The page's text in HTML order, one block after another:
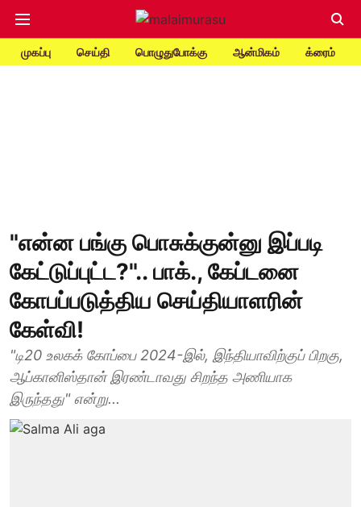
முகப்பு செய்தி பொழுதுபோக்கு ஆன்மிகம் க்ரைம்
"என்ன பங்கு பொசுக்குன்னு இப்படி
கேட்டுப்புட்ட?".. பாக்., கேப்டனை
கோபப்படுத்திய செய்தியாளரின்
கேள்வி!
"டி20 உலகக் கோப்பை 2024-இல், இந்தியாவிற்குப் பிறகு,
ஆப்கானிஸ்தான் இரண்டாவது சிறந்த அணியாக
இருந்தது" என்று...